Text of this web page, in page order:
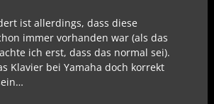
ist allerdings, dass diese
immer vorhanden war (als das
ich erst, dass das normal sei).
Klavier bei Yamaha doch korrekt